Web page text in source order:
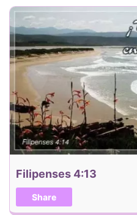
Filipenses 4:13
Share